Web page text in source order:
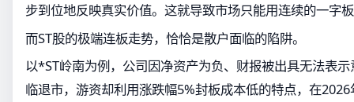
步到位地反映真实价值。这就导致市场只能用连续的一字
而ST股的极端连板走势，恰恰是散户面临的陷阱。
以*ST岭南为例，公司因净资产为负、财报被出具无法表
临退市，游资却利用涨跌幅5%封板成本低的特点，在2026